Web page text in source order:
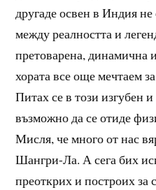
другаде освен в Индия
между реалността и
претоварена, динамична
хората все още мечтаем
Питах се в този изгубен
възможно да се отиде
Мисля, че много от нас
Шангри-Ла. А сега бих
преоткрих и построих за